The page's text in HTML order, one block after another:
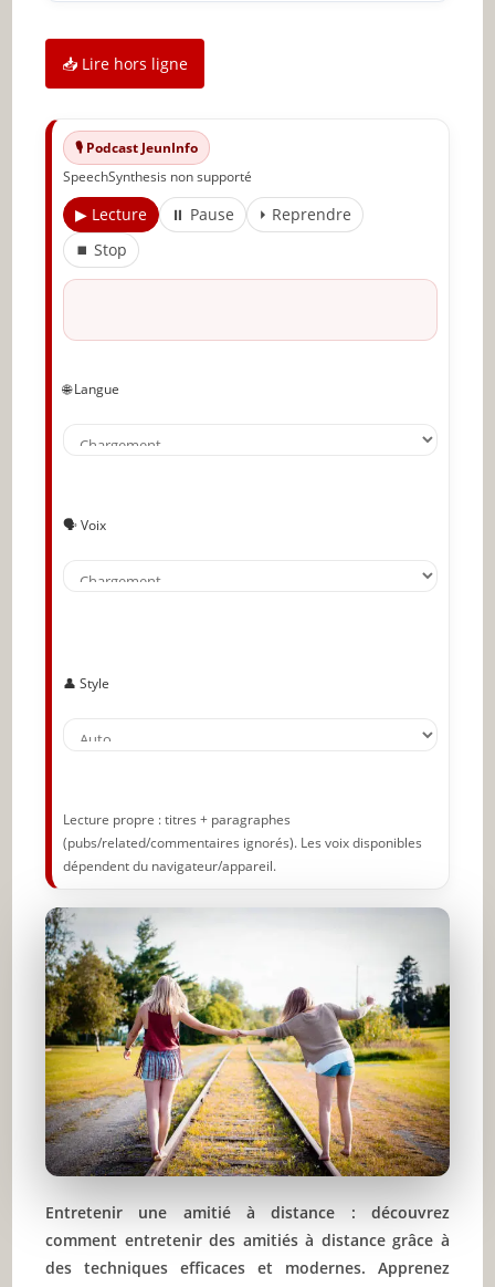
✨ Nouveau sur JeunInfo ?
Articles recommandés
Partager l'amour
📥 Lire hors ligne
🎙️ Podcast JeunInfo
SpeechSynthesis non supporté
▶ Lecture ⏸ Pause
⏵ Reprendre
⏹ Stop
🌐 Langue
🗣️ Voix
👤 Style
Lecture propre : titres + paragraphes
(pubs/related/commentaires ignorés). Les voix disponibles
dépendent du navigateur/appareil.
Entretenir une amitié à distance : découvrez
comment entretenir des amitiés à distance grâce à
des techniques efficaces et modernes. Apprenez